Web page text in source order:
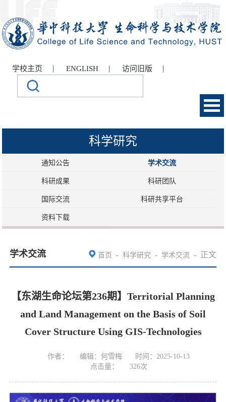
学校主页 | ENGLISH | 访问旧版 |
科学研究
通知公告 学术交流
科研成果 科研团队
国际交流 科研共享平台
资料下载
学术交流 首页 - 科学研究 - 学术交流 - 正文
【东湖生命论坛第236期】Territorial Planning
and Land Management on the Basis of Soil
Cover Structure Using GIS-Technologies
作者： 编辑：何雪梅
时间：2025-10-13
点击量：
326次